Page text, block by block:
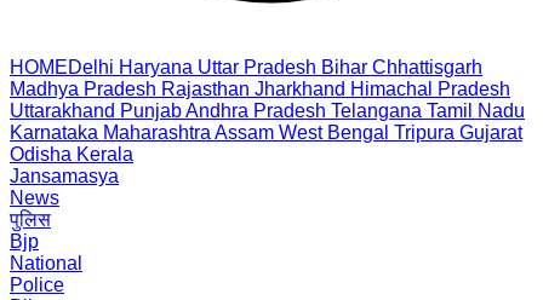
HOMEDelhi Haryana Uttar Pradesh Bihar Chhattisgarh
Madhya Pradesh Rajasthan Jharkhand Himachal Pradesh
Uttarakhand PunjabAndhra Pradesh Telangana Tamil Nadu
Karnataka Maharashtra Assam West Bengal Tripura Gujarat
Odisha Kerala
Jansamasya
News
पुलिस
Bjp
National
Police